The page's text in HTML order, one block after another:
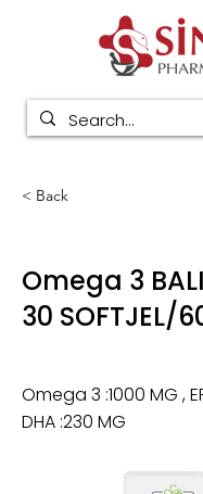
< Back
Omega 3
30 SOFTJEL/
Omega 3 :1000 MG ,
DHA :230 MG